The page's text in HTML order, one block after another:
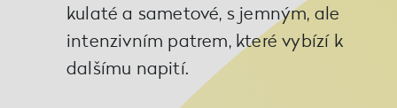
kulaté a sametové, s jemným, ale
intenzivním patrem, které vybízí k
dalšímu napití.